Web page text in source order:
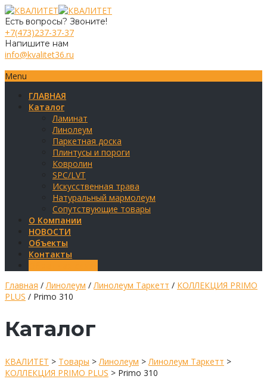
Есть вопросы? Звоните!
+7(473)237-37-37
Напишите нам
info@kvalitet36.ru
Menu
ГЛАВНАЯ
Каталог
Ламинат
Линолеум
Паркетная доска
Плинтусы и пороги
Ковролин
SPC/LVT
Искусственная трава
Натуральный мармолеум
Сопутствующие товары
О Компании
НОВОСТИ
Объекты
Контакты
Главная /Линолеум /Линолеум Таркетт / КОЛЛЕКЦИЯ PRIMO
PLUS / Primo 310
Каталог
КВАЛИТЕТ > Товары >Линолеум >Линолеум Таркетт >
КОЛЛЕКЦИЯ PRIMO PLUS > Primo 310